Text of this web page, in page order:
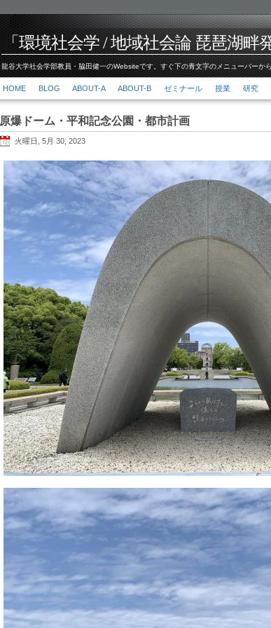
「環境社会学 / 地域社会論 琵琶湖畔
龍谷大学社会学部教員・脇田健一のWebsiteです。すぐ下の青文字のメニューバー
HOME BLOG ABOUT-A ABOUT-B ゼミナール 授業 研究
原爆ドーム・平和記念公園・都市計画
火曜日, 5月 30, 2023